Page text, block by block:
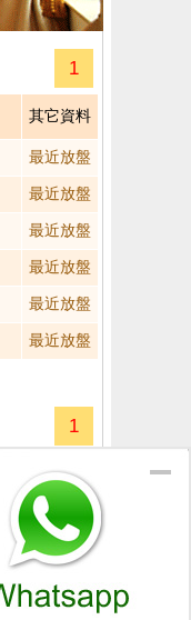
1
其它資料
最近放盤
最近放盤
最近放盤
最近放盤
最近放盤
最近放盤
1